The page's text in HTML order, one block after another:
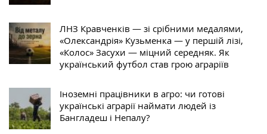
ЛНЗ Кравченків — зі срібними медалями,
«Олександрія» Кузьменка — у першій лізі,
«Колос» Засухи — міцний середняк. Як
український футбол став грою аграріїв
Іноземні працівники в агро: чи готові
українські аграрії наймати людей із
Бангладеш і Непалу?